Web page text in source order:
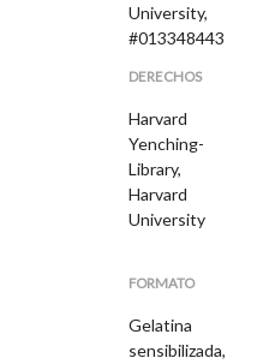
University,
#013348443
DERECHOS
Harvard
Yenching-
Library,
Harvard
University
FORMATO
Gelatina
sensibilizada,